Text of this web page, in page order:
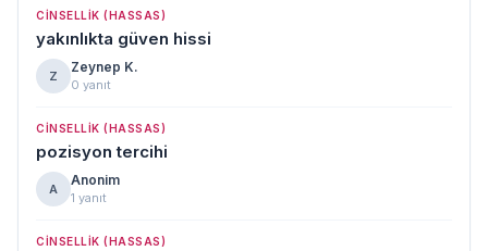
CINSELLIK (HASSAS)
yakınlıkta güven hissi
Z
Zeynep K.
0 yanıt
CINSELLIK (HASSAS)
pozisyon tercihi
A
Anonim
1 yanıt
CINSELLIK (HASSAS)